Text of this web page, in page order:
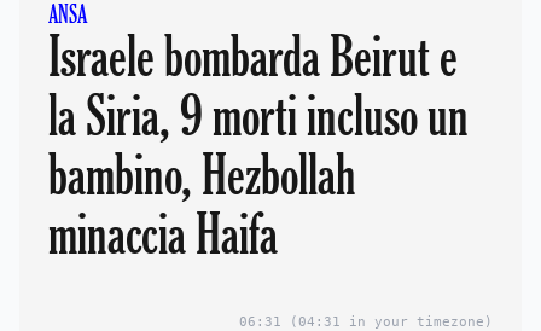
ANSA
Israele bombarda Beirut e
la Siria, 9 morti incluso un
bambino, Hezbollah
minaccia Haifa
06:31 (04:31 in your timezone)